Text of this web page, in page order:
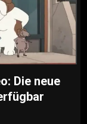
Die neue